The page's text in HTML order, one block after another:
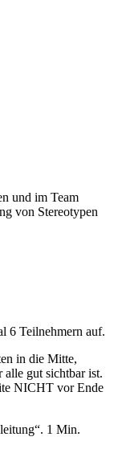
und im Team
von Stereotypen
6 Teilnehmern auf.
in die Mitte,
alle gut sichtbar ist.
NICHT vor Ende
1 Min.